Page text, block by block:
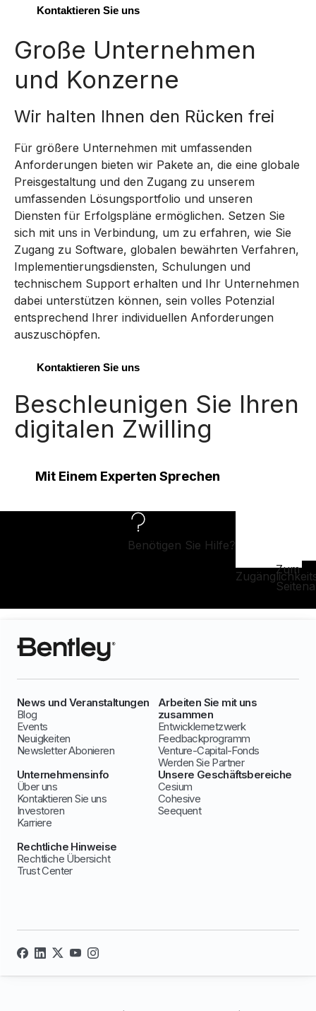
Kontaktieren Sie uns
Große Unternehmen
und Konzerne
Wir halten Ihnen den Rücken frei
Für größere Unternehmen mit umfassenden
Anforderungen bieten wir Pakete an, die eine globale
Preisgestaltung und den Zugang zu unserem
umfassenden Lösungsportfolio und unseren
Diensten für Erfolgspläne ermöglichen. Setzen Sie
sich mit uns in Verbindung, um zu erfahren, wie Sie
Zugang zu Software, globalen bewährten Verfahren,
Implementierungsdiensten, Schulungen und
technischem Support erhalten und Ihr Unternehmen
dabei unterstützen können, sein volles Potenzial
entsprechend Ihrer individuellen Anforderungen
auszuschöpfen.
Kontaktieren Sie uns
Beschleunigen Sie Ihren
digitalen Zwilling
Mit Einem Experten Sprechen
Benötigen Sie Hilfe?
Zum
News und Veranstaltungen
Blog
Events
Neuigkeiten
Newsletter Abonieren
Arbeiten Sie mit uns
zusammen
Entwicklernetzwerk
Feedbackprogramm
Venture-Capital-Fonds
Werden Sie Partner
Unternehmensinfo
Über uns
Kontaktieren Sie uns
Investoren
Karriere
Unsere Geschäftsbereiche
Cesium
Cohesive
Seequent
Rechtliche Hinweise
Rechtliche Übersicht
Trust Center